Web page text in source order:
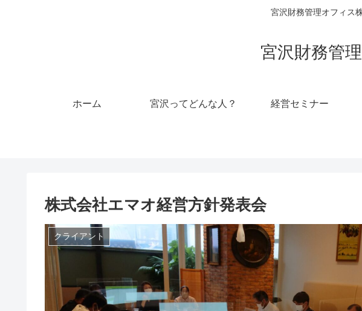
宮沢財務管理オフィス
宮沢財務管
ホーム 宮沢ってどんな人？ 経営セミナー
株式会社エマオ経営方針発表会
クライアント